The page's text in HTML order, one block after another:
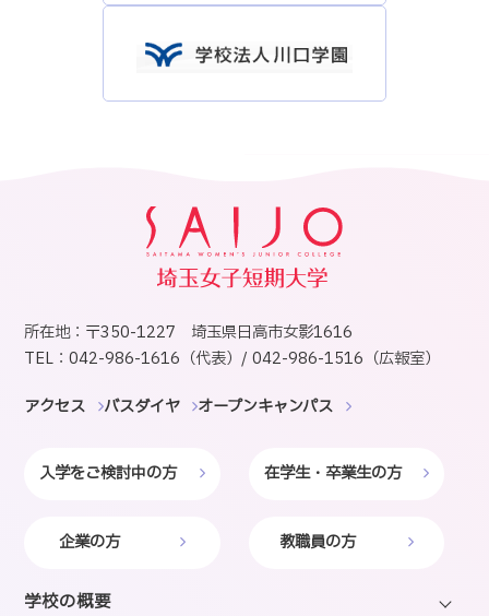
所在地：〒350-1227 埼玉県日高市女影1616
TEL：042-986-1616（代表）/ 042-986-1516（広報室）
アクセス バスダイヤ オープンキャンパス
入学をご検討中の方 在学生・卒業生の方
企業の方 教職員の方
学校の概要